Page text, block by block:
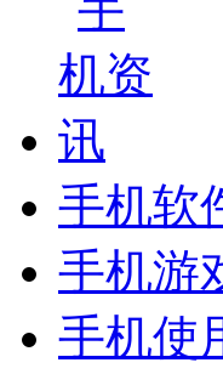
手机软
手机游
手机使